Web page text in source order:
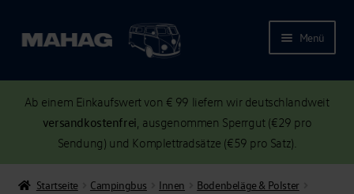
Menü
Ab einem Einkaufswert von € 99 liefern wir deutschlandweit
versandkostenfrei , ausgenommen Sperrgut (€29 pro
Sendung) und Komplettradsätze (€59 pro Satz).
Startseite Campingbus Innen
Bodenbeläge & Polster